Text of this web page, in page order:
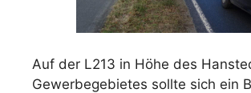
Auf der L213 in Höhe des
Gewerbegebietes sollte sich ein